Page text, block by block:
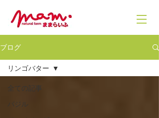
ブログ
全ての記事
バジル
リンゴバター